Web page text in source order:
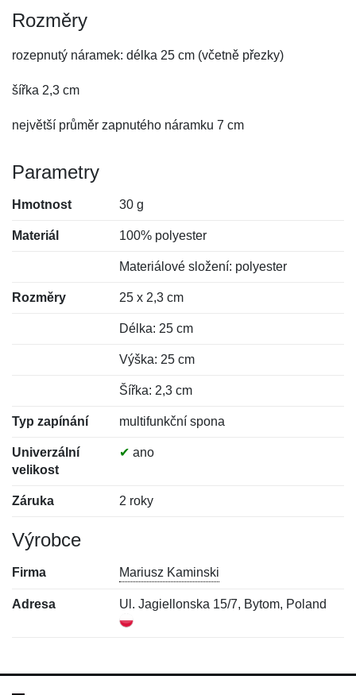
Rozměry
rozepnutý náramek: délka 25 cm (včetně přezky)
šířka 2,3 cm
největší průměr zapnutého náramku 7 cm
Parametry
Hmotnost 30 g
Materiál 100% polyester
Materiálové složení: polyester
Rozměry 25 x 2,3 cm
Délka: 25 cm
Výška: 25 cm
Šířka: 2,3 cm
Typ zapínání multifunkční spona
Univerzální
velikost
✔ ano
Záruka 2 roky
Výrobce
Firma Mariusz Kaminski
Adresa Ul. Jagiellonska 15/7, Bytom, Poland
Hodnocení:
Jméno: